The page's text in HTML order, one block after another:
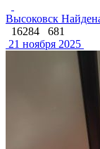
Высоковск
16284
681
21 ноября 2025